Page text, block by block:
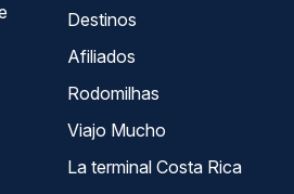
Destinos
Afiliados
Rodomilhas
Viajo Mucho
La terminal Costa Rica